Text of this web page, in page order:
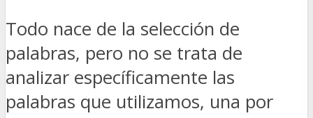
Todo nace de la selección de
palabras, pero no se trata de
analizar específicamente las
palabras que utilizamos, una por